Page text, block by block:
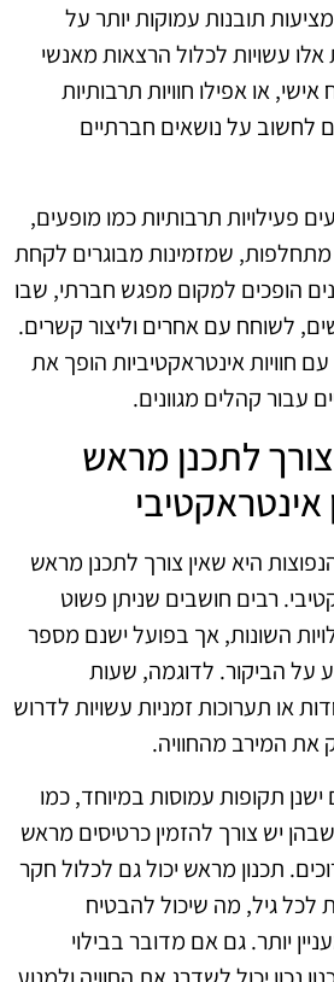
תובנות עמוקות יותר על
אלו עשויות לכלול הרצאות מאנשי
או אפילו חוויות תרבותיות
לחשוב על נושאים חברתיים
פעילויות תרבותיות כמו מופעים,
מתחלפות, שמזמינות מבוגרים לקחת
הופכים למקום מפגש חברתי, שבו
לשוחח עם אחרים וליצור קשרים.
חוויות אינטראקטיביות הופך את
עבור קהלים מגוונים.
אין צורך לתכנן מראש
אינטראקטיבי
היא שאין צורך לתכנן מראש
רבים חושבים שניתן פשוט
השונות, אך בפועל ישנם מספר
על הביקור. לדוגמה, שעות
או תערוכות זמניות עשויות לדרוש
את המירב מהחוויה.
ישנן תקופות עמוסות במיוחד, כמו
יש צורך להזמין כרטיסים מראש
תכנון מראש יכול גם לכלול חקר
לכל גיל, מה שיכול להבטיח
יותר. גם אם מדובר בבילוי